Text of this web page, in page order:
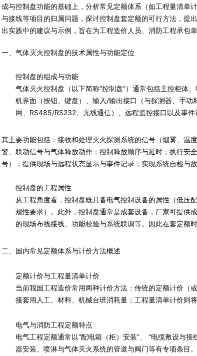
成与控制盘功能的基础上，分析常见定额体系（如工程量清单
与接线等项目的归属问题，探讨控制盘套定额的可行方法，提
出实践中的建议与示例，旨在为工程造价人员、消防工程承包
一、气体灭火控制盘的技术属性与功能定位
控制盘的组成与功能
气体灭火控制盘（以下简称“控制盘”）通常包括主控柜体
机界面（按钮、键盘）、输入/输出接口（与探测器、手
网、RS485/RS232、无线通信）、远程监控接口以及事件
其主要功能包括：接收和处理灭火探测系统的信号（烟雾、温
警、联动信号与气体释放动作；控制释放顺序与延时；执行安
号）；提供现场与远程状态显示与事件记录；实现系统自检与故
控制盘的工程属性
从工程角度看，控制盘既具备电气控制设备的属性（低
规性要求）。此外，控制盘通常是成套设备，厂家可提供
的现场布线接线、功能校验与系统联调等。因此在套定额
二、国内常见定额体系与计价方法概述
定额计价与工程量清单计价
当前我国工程造价常用两种计价方法：传统的定额计价（
接套用人工、材料、机械台班消耗量；工程量清单计价则
电气与消防工程定额特点
电气工程定额通常以“配电箱（柜）安装”、 “电缆敷设与
器安装、喷淋与气体灭火系统的管道与阀门等有专项条目